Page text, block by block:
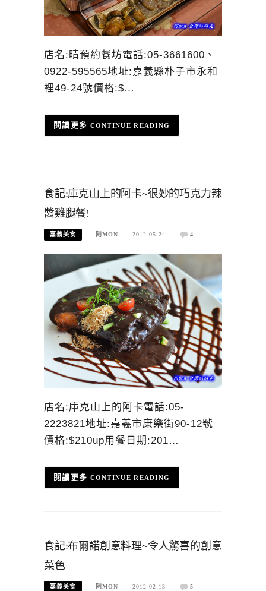
店名:晴預約餐坊電話:05-3661600、
0922-595565地址:嘉義縣朴子市永和
裡49-24號價格:$…
CONTINUE READING
食記:庫克山上的阿卡~很妙的巧克力辣
醬雞腿餐!
嘉義美食 阿MON 2012-05-24 4
店名:庫克山上的阿卡電話:05-
2223821地址:嘉義市康樂街90-12號
價格:$210up用餐日期:201…
CONTINUE READING
食記:布爾諾創意料理~令人驚喜的創意
菜色
嘉義美食 阿MON 2012-02-13 5